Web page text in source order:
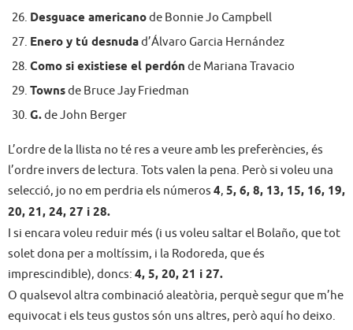
Desguace americanode Bonnie Jo Campbell
Enero y tú desnudad’Álvaro Garcia Hernández
Como si existiese el perdón de Mariana Travacio
Townsde Bruce Jay Friedman
G.de John Berger
L’ordre de la llista no té res a veure amb les preferències, és
l’ordre invers de lectura. Tots valen la pena. Però si voleu una
selecció, jo no em perdria els números 4, 5, 6, 8, 13, 15, 16, 19,
20, 21, 24, 27 i 28.
I si encara voleu reduir més (i us voleu saltar el Bolaño, que tot
solet dona per a moltíssim, i la Rodoreda, que és
imprescindible), doncs: 4, 5, 20, 21 i 27.
O qualsevol altra combinació aleatòria, perquè segur que m’he
equivocat i els teus gustos són uns altres, però aquí ho deixo.